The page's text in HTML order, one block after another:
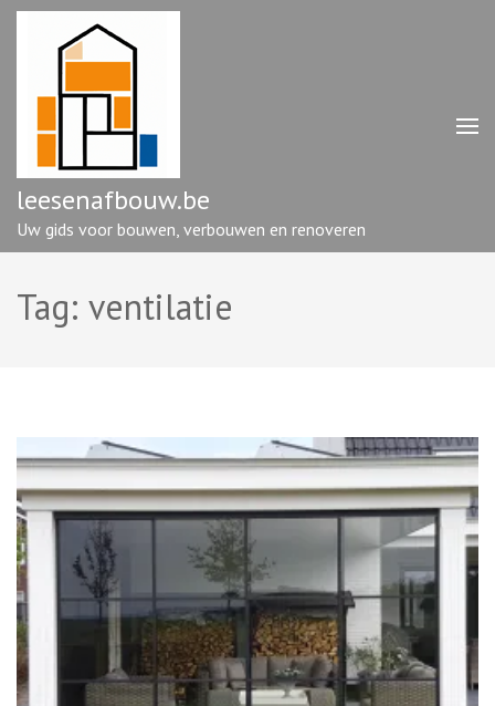
Ga
enter)
leesenafbouw.be
Uw gids voor bouwen, verbouwen en renoveren
Tag: ventilatie